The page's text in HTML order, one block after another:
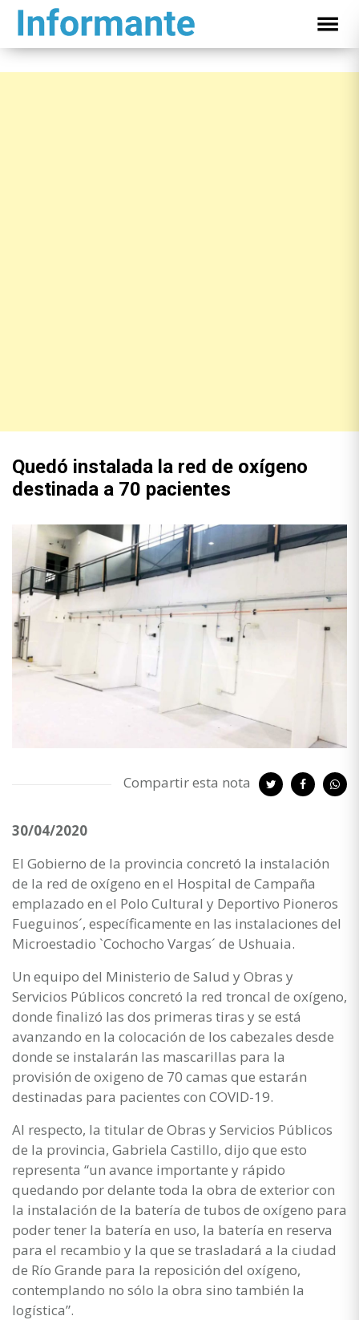
Quedó instalada la red de oxígeno
destinada a 70 pacientes
Compartir esta nota
30/04/2020
El Gobierno de la provincia concretó la instalación
de la red de oxígeno en el Hospital de Campaña
emplazado en el Polo Cultural y Deportivo Pioneros
Fueguinos´, específicamente en las instalaciones del
Microestadio `Cochocho Vargas´ de Ushuaia.
Un equipo del Ministerio de Salud y Obras y
Servicios Públicos concretó la red troncal de oxígeno,
donde finalizó las dos primeras tiras y se está
avanzando en la colocación de los cabezales desde
donde se instalarán las mascarillas para la
provisión de oxigeno de 70 camas que estarán
destinadas para pacientes con COVID-19.
Al respecto, la titular de Obras y Servicios Públicos
de la provincia, Gabriela Castillo, dijo que esto
representa “un avance importante y rápido
quedando por delante toda la obra de exterior con
la instalación de la batería de tubos de oxígeno para
poder tener la batería en uso, la batería en reserva
para el recambio y la que se trasladará a la ciudad
de Río Grande para la reposición del oxígeno,
contemplando no sólo la obra sino también la
logística”.